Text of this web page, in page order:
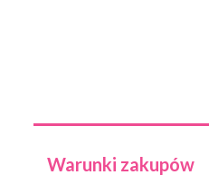
Warunki zakupów